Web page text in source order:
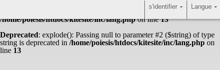
: Undefined array key "HTTP_ACCEPT_LANGUAGE" in
/home/poiesis/htdocs/kitesite/inc/lang.phpon line13
Deprecated: explode(): Passing null to parameter #2 ($string) of type
string is deprecated in /home/poiesis/htdocs/kitesite/inc/lang.php on
line 13
Langue
s'identifier